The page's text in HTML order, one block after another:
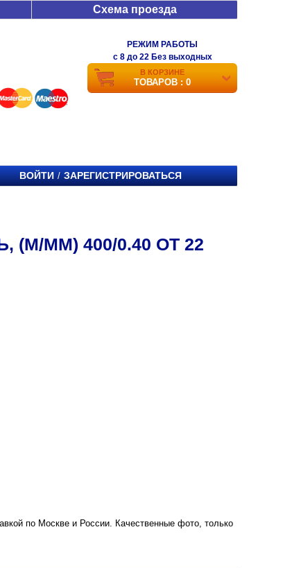
Схема проезда
РЕЖИМ РАБОТЫ
c 8 до 22 Без выходных
В КОРЗИНЕ
ТОВАРОВ : 0
ВОЙТИ / ЗАРЕГИСТРИРОВАТЬСЯ
(М/ММ) 400/0.40 ОТ 22
по Москве и России. Качественные фото, только